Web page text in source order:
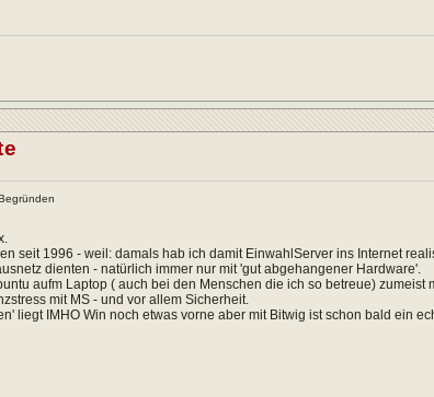
seit 1996 - weil: damals hab ich damit EinwahlServer ins Internet
dienten - natürlich immer nur mit 'gut abgehangener Hardware'.
aufm Laptop ( auch bei den Menschen die ich so betreue)
mit MS - und vor allem Sicherheit.
liegt IMHO Win noch etwas vorne aber mit Bitwig ist schon bald ein